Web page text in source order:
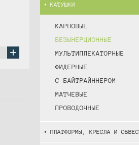
КАТУШКИ
КАРПОВЫЕ
БЕЗЫНЕРЦИОННЫЕ
МУЛЬТИПЛЕКАТОРНЫЕ
ФИДЕРНЫЕ
С БАЙТРАЙННЕРОМ
МАТЧЕВЫЕ
ПРОВОДОЧНЫЕ
ПЛАТФОРМЫ, КРЕСЛА И ОБВЕС
+